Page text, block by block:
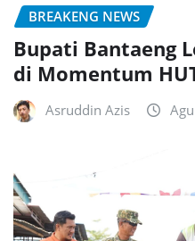
BREAKENG NEWS
Bupati Bantaeng
di Momentum
Asruddin Azis